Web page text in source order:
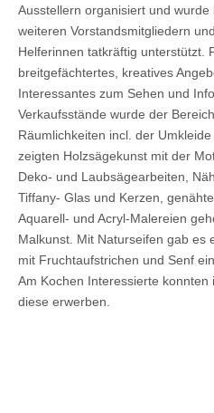
Ausstellern organisiert und
weiteren Vorstandsmitgliedern
Helferinnen tatkräftig unterstützt.
breitgefächtertes, kreatives
Interessantes zum Sehen und
Verkaufsstände wurde der
Räumlichkeiten incl. der
zeigten Holzsägekunst mit der
Deko- und Laubsägearbeiten,
Tiffany- Glas und Kerzen,
Aquarell- und Acryl-Malereien
Malkunst. Mit Naturseifen gab es
mit Fruchtaufstrichen und Senf
Am Kochen Interessierte
diese erwerben.